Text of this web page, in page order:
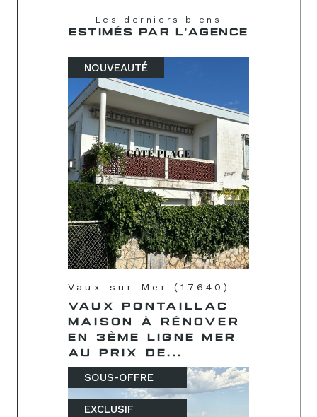
Les derniers biens
ESTIMÉS PAR L'AGENCE
NOUVEAUTÉ
Vaux-sur-Mer (17640)
VAUX PONTAILLAC
MAISON À RÉNOVER
EN 3ÈME LIGNE MER
AU PRIX DE...
SOUS-OFFRE
EXCLUSIF